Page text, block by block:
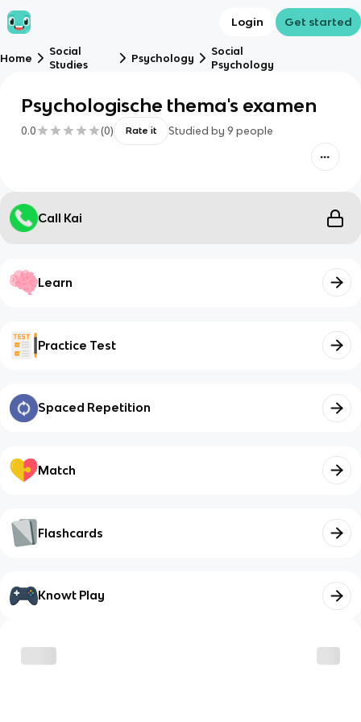
Login Get started
Home
Social
Studies
Psychology
Social
Psychology
Psychologische thema's examen
0.0 (0) Rate it Studied by 9 people
Call Kai
Learn
Practice Test
Spaced Repetition
Match
Flashcards
Knowt Play